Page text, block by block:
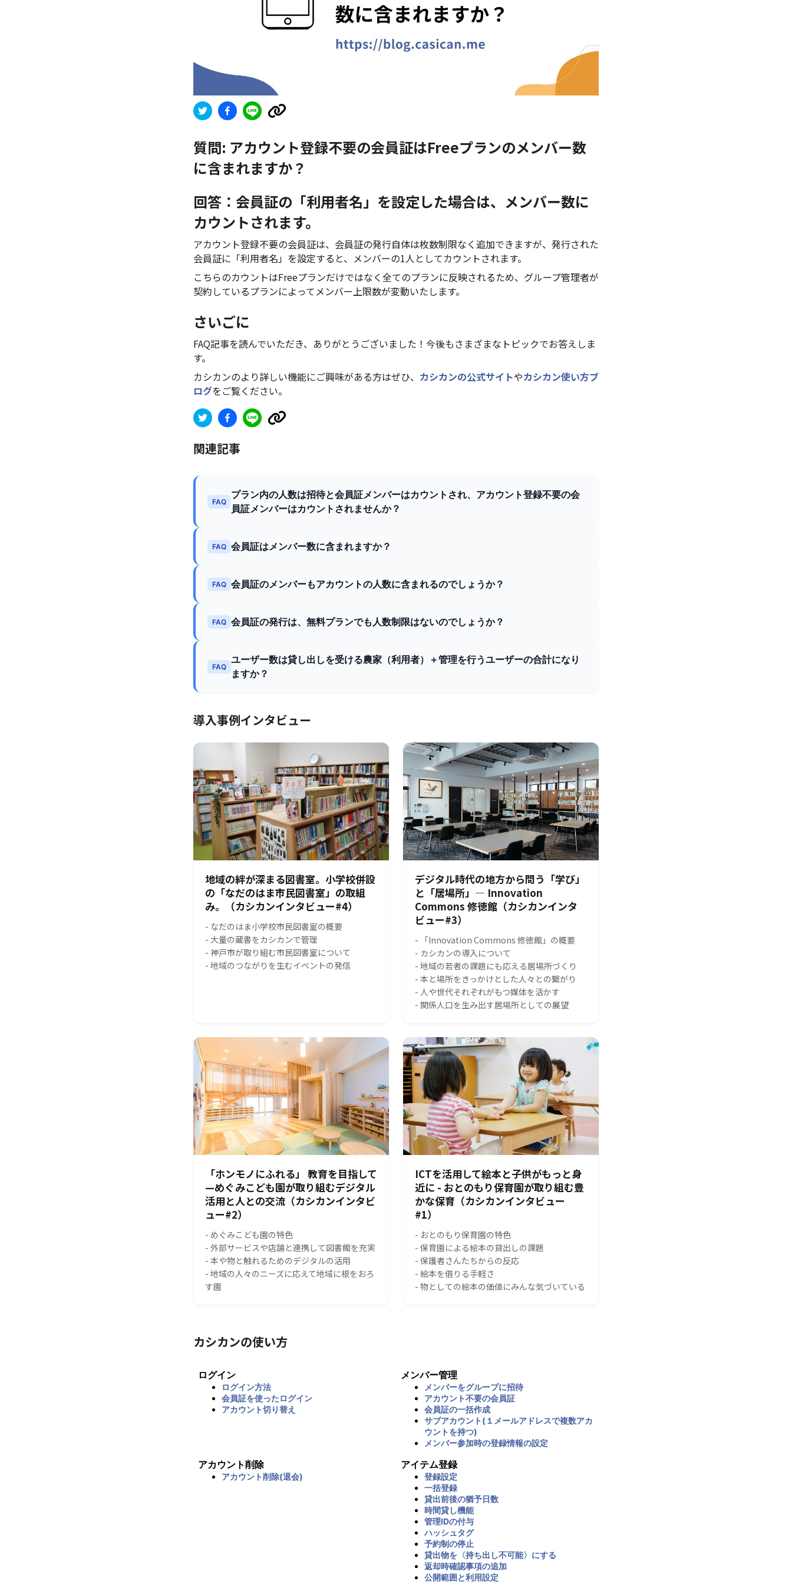
質問: アカウント登録不要の会員証はFreeプランのメンバー数
に含まれますか？
回答：会員証の「利用者名」を設定した場合は、メンバー数に
カウントされます。
アカウント登録不要の会員証は、会員証の発行自体は枚数制限なく追加できますが、発行された
会員証に「利用者名」を設定すると、メンバーの1人としてカウントされます。
こちらのカウントはFreeプランだけではなく全てのプランに反映されるため、グループ管理者が
契約しているプランによってメンバー上限数が変動いたします。
さいごに
FAQ記事を読んでいただき、ありがとうございました！今後もさまざまなトピックでお答えしま
す。
カシカンのより詳しい機能にご興味がある方はぜひ、 カシカンの公式サイトやカシカン使い方ブ
ログをご覧ください。
関連記事
FAQ
プラン内の人数は招待と会員証メンバーはカウントされ、アカウント登録不要の会
員証メンバーはカウントされませんか？
FAQ 会員証はメンバー数に含まれますか？
FAQ 会員証のメンバーもアカウントの人数に含まれるのでしょうか？
FAQ 会員証の発行は、無料プランでも人数制限はないのでしょうか？
FAQ
ユーザー数は貸し出しを受ける農家（利用者）＋管理を行うユーザーの合計になり
ますか？
導入事例インタビュー
地域の絆が深まる図書室。小学校併設
の「なだのはま市民図書室」の取組
み。（カシカンインタビュー#4）
- なだのはま小学校市民図書室の概要
- 大量の蔵書をカシカンで管理
- 神戸市が取り組む市民図書室について
- 地域のつながりを生むイベントの発信
デジタル時代の地方から問う「学び」
と「居場所」― Innovation
Commons 修徳館（カシカンインタ
ビュー#3）
- 「Innovation Commons 修徳館」の概要
- カシカンの導入について
- 地域の若者の課題にも応える居場所づくり
- 本と場所をきっかけとした人々との繋がり
- 人や世代それぞれがもつ媒体を活かす
- 関係人口を生み出す居場所としての展望
「ホンモノにふれる」 教育を目指して
—めぐみこども園が取り組むデジタル
活用と人との交流（カシカンインタビ
ュー#2）
- めぐみこども園の特色
- 外部サービスや店舗と連携して図書館を充実
- 本や物と触れるためのデジタルの活用
- 地域の人々のニーズに応えて地域に根をおろ
す園
ICTを活用して絵本と子供がもっと身
近に - おとのもり保育園が取り組む豊
かな保育（カシカンインタビュー
#1）
- おとのもり保育園の特色
- 保育園による絵本の貸出しの課題
- 保護者さんたちからの反応
- 絵本を借りる手軽さ
- 物としての絵本の価値にみんな気づいている
カシカンの使い方
ログイン
ログイン方法
会員証を使ったログイン
アカウント切り替え
メンバー管理
メンバーをグループに招待
アカウント不要の会員証
会員証の一括作成
サブアカウント(１メールアドレスで複数アカ
ウントを持つ)
メンバー参加時の登録情報の設定
アカウント削除
アカウント削除(退会)
アイテム登録
登録設定
一括登録
貸出前後の猶予日数
時間貸し機能
管理IDの付与
ハッシュタグ
予約制の停止
貸出物を〈持ち出し不可能〉にする
返却時確認事項の追加
公開範囲と利用設定